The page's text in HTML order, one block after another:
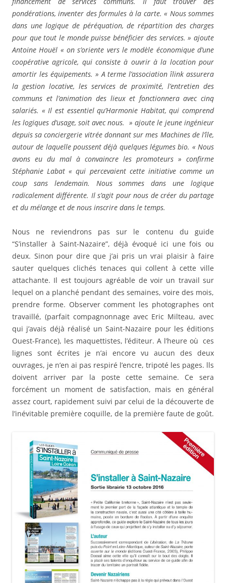
pondérations, inventer des formules à la carte. « Nous sommes
dans une logique de péréquation, de répartition des charges
pour que tout le monde puisse bénéficier des services. » ajoute
Antoine Houël « on s’oriente vers le modèle économique d’une
coopérative agricole, qui consiste à ouvrir à la location pour
amortir les équipements. » A terme l’association îlink assurera
la gestion locative, les services de proximité, l’entretien des
communs et l’animation des lieux et fonctionnera avec cinq
salariés. « Il est essentiel qu’Harmonie Habitat, qui comprend
les logiques d’usage, soit avec nous. » ajoute le jeune ingénieur
depuis sa conciergerie vitrée donnant sur mes Machines de l’île,
autour de laquelle poussent déjà quelques légumes bio. « Nous
avons eu du mal à convaincre les promoteurs » confirme
Stéphanie Labat « qui percevaient cette initiative comme un
coup sans lendemain. Nous sommes dans une logique
radicalement différente. Il s’agit pour nous de créer du partage
et du mélange et de nous inscrire dans le temps.
Nous ne reviendrons pas sur le contenu du guide
“S’installer à Saint-Nazaire”, déjà évoqué ici une fois ou
deux. Sinon pour dire que j’ai pris un vrai plaisir à faire
sauter quelques clichés tenaces qui collent à cette ville
attachante. Il est toujours agréable de voir un travail sur
lequel on a planché pendant des semaines, voire des mois,
prendre forme. Observer comment les photographes ont
travaillé, (parfait compagnonnage avec Eric Milteau, avec
qui j’avais déjà réalisé un Saint-Nazaire pour les éditions
Ouest-France), les maquettistes, l’éditeur. A l’heure où ces
lignes sont écrites je n’ai encore vu aucun des deux
ouvrages, je n’en ai pas respiré l’encre, tripoté les pages. lls
doivent arriver par la poste cette semaine. Ce sera
forcément un moment de satisfaction, mais en général
assez court, rapidement suivi par celui de la découverte de
l’inévitable première coquille, de la première faute de goût.